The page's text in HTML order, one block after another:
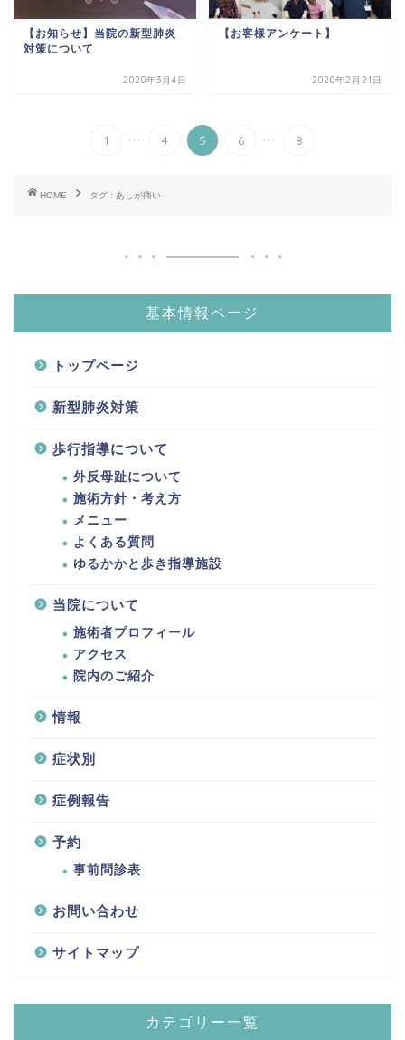
【お知らせ】当院の新型肺炎
対策について
2020年3月4日
【お客様アンケート】
2020年2月21日
1 ... 4 5 6 ... 8
HOME タグ : あしが痛い
基本情報ページ
トップページ
新型肺炎対策
歩行指導について
外反母趾について
施術方針・考え方
メニュー
よくある質問
ゆるかかと歩き指導施設
当院について
施術者プロフィール
アクセス
院内のご紹介
情報
症状別
症例報告
予約
事前問診表
お問い合わせ
サイトマップ
カテゴリー一覧